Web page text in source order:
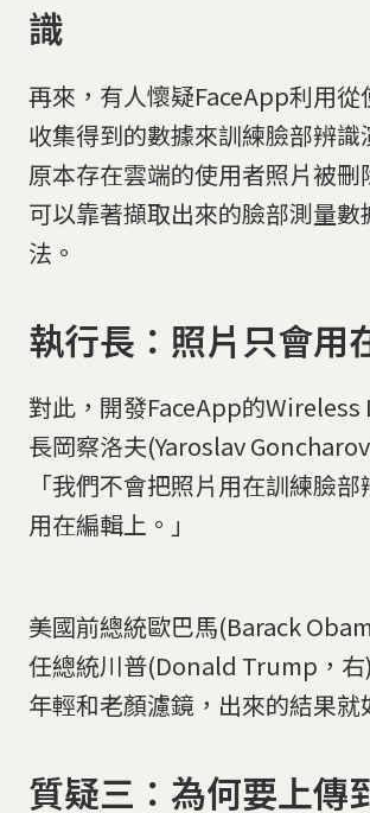
識
再來，有人懷疑FaceApp利用從
收集得到的數據來訓練臉部辨識
原本存在雲端的使用者照片被刪
可以靠著擷取出來的臉部測量數
法。
執行長：照片只會用
對此，開發FaceApp的Wireless
長岡察洛夫(Yaroslav
「我們不會把照片用在訓練臉
用在編輯上。」
美國前總統歐巴馬(Barack
任總統川普(Donald Trump，右
年輕和老顏濾鏡，出來的結果就
質疑三：為何要上傳